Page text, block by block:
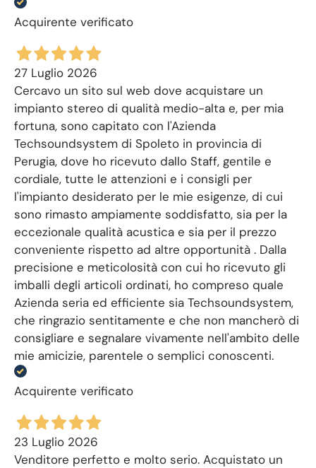
Acquirente verificato
27 Luglio 2026
Cercavo un sito sul web dove acquistare un
impianto stereo di qualità medio-alta e, per mia
fortuna, sono capitato con l'Azienda
Techsoundsystem di Spoleto in provincia di
Perugia, dove ho ricevuto dallo Staff, gentile e
cordiale, tutte le attenzioni e i consigli per
l'impianto desiderato per le mie esigenze, di cui
sono rimasto ampiamente soddisfatto, sia per la
eccezionale qualità acustica e sia per il prezzo
conveniente rispetto ad altre opportunità . Dalla
precisione e meticolosità con cui ho ricevuto gli
imballi degli articoli ordinati, ho compreso quale
Azienda seria ed efficiente sia Techsoundsystem,
che ringrazio sentitamente e che non mancherò di
consigliare e segnalare vivamente nell'ambito delle
mie amicizie, parentele o semplici conoscenti.
Acquirente verificato
23 Luglio 2026
Venditore perfetto e molto serio. Acquistato un